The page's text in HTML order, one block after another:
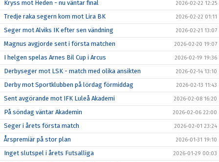
Kryss mot Heden - nu väntar final 2026-02-22 12:25
Tredje raka segern kom mot Lira BK 2026-02-22 01:11
Seger mot Alviks IK efter sen vändning 2026-02-21 13:07
Magnus avgjorde sent i första matchen 2026-02-20 19:07
I helgen spelas Arnes Bil Cup i Arcus 2026-02-19 19:36
Derbyseger mot LSK - match med olika ansikten 2026-02-14 13:10
Derby mot Sportklubben på lördag förmiddag 2026-02-13 11:43
Sent avgörande mot IFK Luleå Akademi 2026-02-08 16:20
På söndag väntar Akademin 2026-02-06 22:00
Seger i årets första match 2026-02-01 23:24
Årspremiär på stor plan 2026-01-31 19:10
Inget slutspel i årets Futsalliga 2026-01-29 00:03